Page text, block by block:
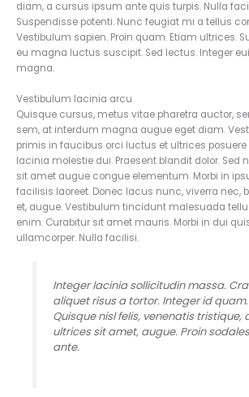
diam, a cursus ipsum ante quis turpis. Nulla
Suspendisse potenti. Nunc feugiat mi a tellus
Vestibulum sapien. Proin quam. Etiam ultrices.
eu magna luctus suscipit. Sed lectus. Integer
magna.
Vestibulum lacinia arcu
Quisque cursus, metus vitae pharetra auctor,
sem, at interdum magna augue eget diam.
primis in faucibus orci luctus et ultrices posuere
lacinia molestie dui. Praesent blandit dolor. Sed
sit amet augue congue elementum. Morbi in
facilisis laoreet. Donec lacus nunc, viverra nec,
et, augue. Vestibulum tincidunt malesuada
enim. Curabitur sit amet mauris. Morbi in dui
ullamcorper. Nulla facilisi.
Integer lacinia sollicitudin massa.
aliquet risus a tortor. Integer id
Quisque nisl felis, venenatis tristique,
ultrices sit amet, augue. Proin
ante.